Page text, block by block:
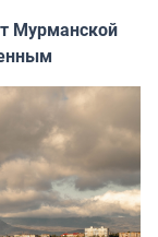
Мурманской